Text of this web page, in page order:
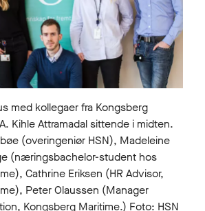
med kollegaer fra Kongsberg
Kihle Attramadal sittende i midten.
(overingeniør HSN), Madeleine
(næringsbachelor-student hos
Cathrine Eriksen (HR Advisor,
Peter Olaussen (Manager
Kongsberg Maritime.) Foto: HSN